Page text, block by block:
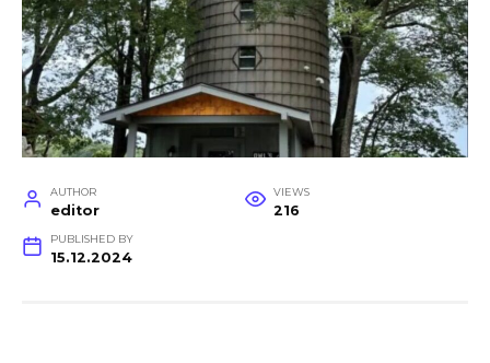
AUTHOR
editor
VIEWS
216
PUBLISHED BY
15.12.2024